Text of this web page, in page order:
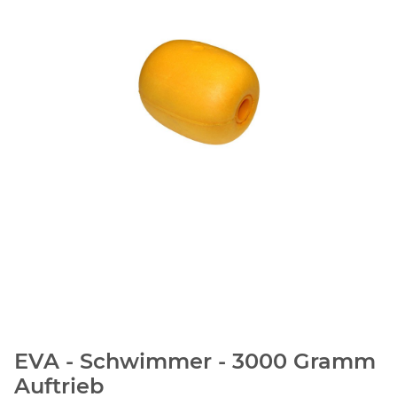
EVA - Schwimmer - 3000 Gramm
Auftrieb